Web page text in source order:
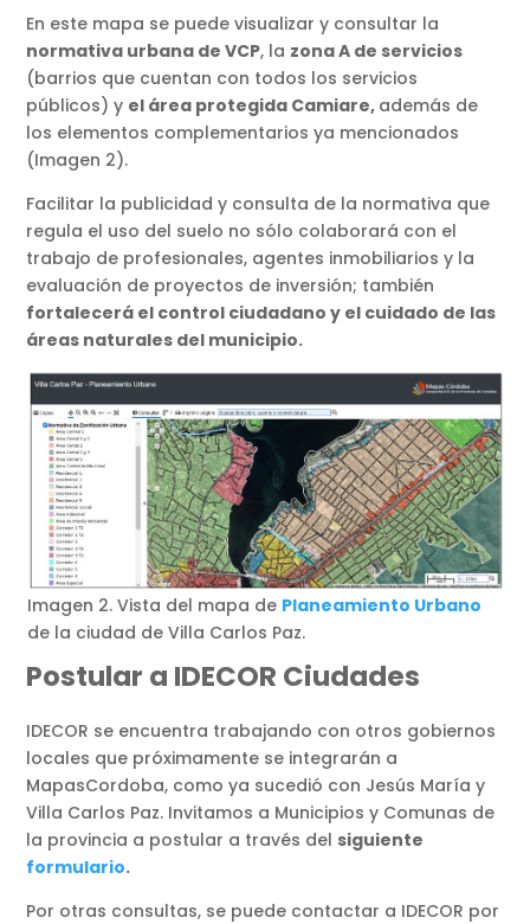
En este mapa se puede visualizar y consultar la
normativa urbana de VCP, la zona A de servicios
(barrios que cuentan con todos los servicios
públicos) y el área protegida Camiare, además de
los elementos complementarios ya mencionados
(Imagen 2).
Facilitar la publicidad y consulta de la normativa que
regula el uso del suelo no sólo colaborará con el
trabajo de profesionales, agentes inmobiliarios y la
evaluación de proyectos de inversión; también
fortalecerá el control ciudadano y el cuidado de las
áreas naturales del municipio.
Imagen 2. Vista del mapa de Planeamiento Urbano
de la ciudad de Villa Carlos Paz.
Postular a IDECOR Ciudades
IDECOR se encuentra trabajando con otros gobiernos
locales que próximamente se integrarán a
MapasCordoba, como ya sucedió con Jesús María y
Villa Carlos Paz. Invitamos a Municipios y Comunas de
la provincia a postular a través del siguiente
formulario.
Por otras consultas, se puede contactar a IDECOR por